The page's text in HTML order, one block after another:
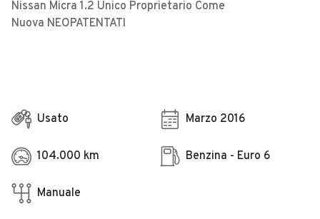
Nissan Micra 1.2 Unico Proprietario Come
Nuova NEOPATENTATI
Usato Marzo 2016
104.000 km Benzina - Euro 6
Manuale